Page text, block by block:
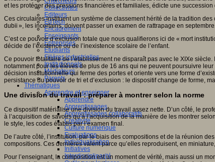
Collectivités
Editeurs
EdTech
Encadrement
Enseignants
Entreprises
Etudiants
Filières industrielles
Institutionnels
Médiateurs
Parents
Thématiques
Apprendre et enseigner
Apprendre
Apprentissages
Apprentissages collaboratifs
Créativité
Culture numérique
Evaluations
Individualisation
Initiatives
Interdisciplinarité
et les protéger des pressions financières et familiales, édicte une
Ces circulaires instituent un système de classement hérité de la tradition
dubii », les incertains, doivent passer un examen de rattrapage en
C’est ce pouvoir d’exclusion totale que nous qualifierons ici de « mort
décide de l’existence ou de l’inexistence scolaire de l’enfant.
Ce pouvoir totalitaire de l’établissement ne disparaît pas avec le XIXe
notamment pour les élèves de plus de 16 ans qui ne peuvent poursuivre
décision institutionnelle qui ferme des portes et oriente vers une forme
persistance du pouvoir de tri et d’exclusion : le dispositif change de forme,
Une division du travail : préparer à montrer selon la norme
Ce dispositif matérialise une division du travail assez nette. D’un côté, le
à l’acquisition de savoirs qu’à l’acquisition de la manière de les montrer
le style, les codes établis par l’examen final.
De l’autre côté, l’institution, par le biais des compositions et de la réunion
compositions. Ces dernières valent parce qu’elles reproduisent, en
Pour l’enseignant, la composition est un moment de vérité, mais aussi un